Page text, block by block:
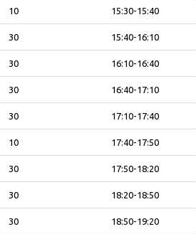
10 15:30-15:40
30 15:40-16:10
30 16:10-16:40
30 16:40-17:10
30 17:10-17:40
10 17:40-17:50
30 17:50-18:20
30 18:20-18:50
30 18:50-19:20